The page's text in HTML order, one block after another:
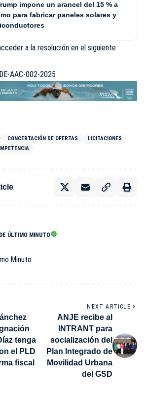
impone un arancel del 15 % a
para fabricar paneles solares y
a la resolución en el siguiente
AAC-002-2025
CONCERTACIÓN DE OFERTAS
LICITACIONES
ÚLTIMO MINUTO
Minuto
tenga
el PLD
fiscal
NEXT ARTICLE
ANJE recibe al
INTRANT para
socialización del
Plan Integrado de
Movilidad Urbana
del GSD